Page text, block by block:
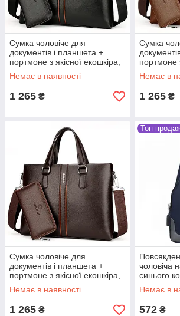
Сумка чоловіче для
документів і планшета +
портмоне з якісної екошкіра,
чорна
Немає в наявності
1 265 ₴
Сумка
портмоне
світло-
Немає в
1 265 ₴
Сумка чоловіче для
документів і планшета +
портмоне з якісної екошкіра,
темно-коричнева
Немає в наявності
1 265 ₴
Топ
чоловіча
синього
USB
Немає в
572 ₴